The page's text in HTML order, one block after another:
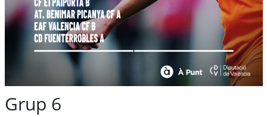
Grup 6